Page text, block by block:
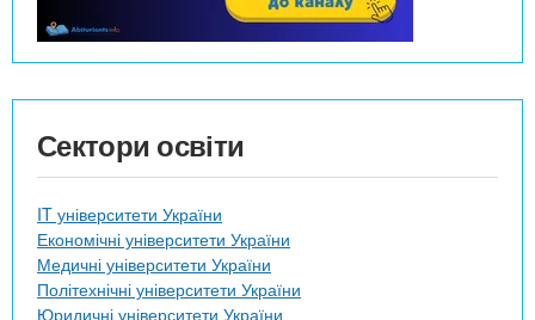
Сектори освіти
IT університети України
Економічні університети України
Медичні університети України
Політехнічні університети України
Юридичні університети України